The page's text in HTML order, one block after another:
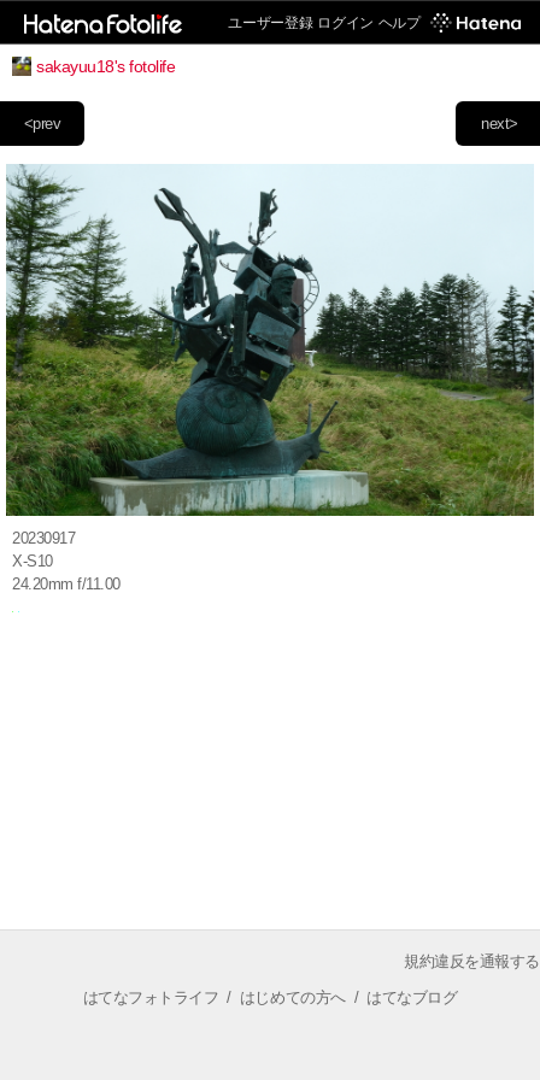
ユーザー登録 ログイン ヘルプ
sakayuu18's fotolife
next>
<prev
20230917
X-S10
24.20mm f/11.00
規約違反を通報する
はてなフォトライフ / はじめての方へ/ はてなブログ